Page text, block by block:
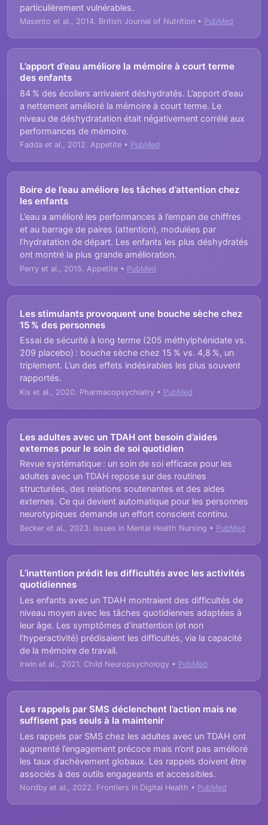
particulièrement vulnérables.
Masento et al., 2014. British Journal of Nutrition • PubMed
L’apport d’eau améliore la mémoire à court terme
des enfants
84 % des écoliers arrivaient déshydratés. L’apport d’eau
a nettement amélioré la mémoire à court terme. Le
niveau de déshydratation était négativement corrélé aux
performances de mémoire.
Fadda et al., 2012. Appetite • PubMed
Boire de l’eau améliore les tâches d’attention chez
les enfants
L’eau a amélioré les performances à l’empan de chiffres
et au barrage de paires (attention), modulées par
l’hydratation de départ. Les enfants les plus déshydratés
ont montré la plus grande amélioration.
Perry et al., 2015. Appetite • PubMed
Les stimulants provoquent une bouche sèche chez
15 % des personnes
Essai de sécurité à long terme (205 méthylphénidate vs.
209 placebo) : bouche sèche chez 15 % vs. 4,8 %, un
triplement. L’un des effets indésirables les plus souvent
rapportés.
Kis et al., 2020. Pharmacopsychiatry • PubMed
Les adultes avec un TDAH ont besoin d’aides
externes pour le soin de soi quotidien
Revue systématique : un soin de soi efficace pour les
adultes avec un TDAH repose sur des routines
structurées, des relations soutenantes et des aides
externes. Ce qui devient automatique pour les personnes
neurotypiques demande un effort conscient continu.
Becker et al., 2023. Issues in Mental Health Nursing • PubMed
L’inattention prédit les difficultés avec les activités
quotidiennes
Les enfants avec un TDAH montraient des difficultés de
niveau moyen avec les tâches quotidiennes adaptées à
leur âge. Les symptômes d’inattention (et non
l’hyperactivité) prédisaient les difficultés, via la capacité
de la mémoire de travail.
Irwin et al., 2021. Child Neuropsychology • PubMed
Les rappels par SMS déclenchent l’action mais ne
suffisent pas seuls à la maintenir
Les rappels par SMS chez les adultes avec un TDAH ont
augmenté l’engagement précoce mais n’ont pas amélioré
les taux d’achèvement globaux. Les rappels doivent être
associés à des outils engageants et accessibles.
Nordby et al., 2022. Frontiers in Digital Health • PubMed